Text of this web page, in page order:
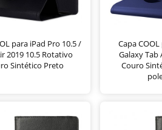
para iPad Pro 10.5 /
2019 10.5 Rotativo
Sintético Preto
Capa
Galaxy Tab
Couro